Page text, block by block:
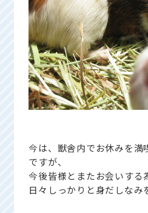
今は、獣舎内でお休みを満
ですが、
今後皆様とまたお会いする
日々しっかりと身だしなみ